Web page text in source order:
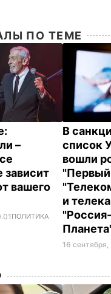
ПО ТЕМЕ
–
зависит
вашего
ПОЛИТИКА
В
список
вошли
"Первый
и
16 сентября,